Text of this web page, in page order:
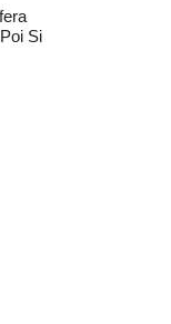
Si